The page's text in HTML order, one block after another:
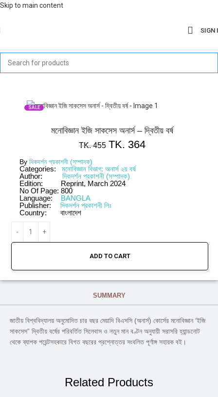
Skip to main content
SIGN
SALE
মনোবিজ্ঞান ইজি সাকসেস অনার্স – দ্বিতীয় বর্ষ
TK.455 TK. 364
By দিকদর্শন প্রকাশনী (সম্পাদক)
Categories:
মনোবিজ্ঞান বিভাগ: অনার্স ২য় বর্ষ
Author:
দিকদর্শন প্রকাশনী (সম্পাদক)
Edition:
Reprint, March 2024
No Of Page: 800
Language:
BANGLA
Publisher:
দিকদর্শন প্রকাশনী লিঃ
Country:
বাংলাদেশ
ADD TO CART
SUMMARY
জাতীয় বিশ্ববিদ্যালয় অনুমোদিত চার বছর মেয়াদি বিএসসি (অনার্স) কোর্সের মনোবিজ্ঞান ‘ইজি
সাকসেস” দ্বিতীয় বর্ষের পরিবর্তিত সিলেবাস ও নতুন মান বণ্টন অনুযায়ী সরাসরি হ্যান্ডনোট
থেকে ব্যাপক পয়েন্টসহকারে বিগত বছরের প্রশ্নোত্তর সংবলিত পূর্ণাঙ্গ সহায়ক বই।
Related Products